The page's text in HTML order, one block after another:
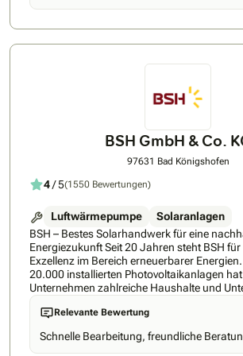
durch den TÜV und den VDE geprüft, um
kompetenten Kundenservice. EVO ist im
Montageteams präsent. • PV-Anlage und
von EVO machen Ihr Zuhause zum
evtl. zum „ Nulltarif“. • Mit der Kombination
und hochwertiger Wärmepumpe nutzen Sie
Sonnenenergie für eine ökonomische und
BSH GmbH & Co.
97631 Bad Königshofen
4/ 5(1550 Bewertungen)
Luftwärmepumpe
Solaranlagen
BSH – Bestes Solarhandwerk für eine
Energiezukunft Seit 20 Jahren steht BSH
Exzellenz im Bereich erneuerbarer
20.000 installierten Photovoltaikanlagen
Unternehmen zahlreiche Haushalte und
dem Weg zur eigenen, nachhaltigen
begleitet. Der Fokus von BSH liegt darauf,
perfekten Zuhauses mit modernster
vereinen. Individuell abgestimmte
Relevante Bewertung
Schnelle Bearbeitung, freundliche